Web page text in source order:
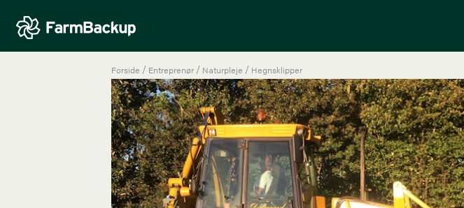
Forside / Entreprenør / Naturpleje / Hegnsklipper